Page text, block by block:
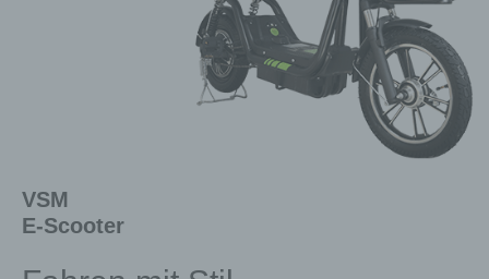
VSM
E-Scooter